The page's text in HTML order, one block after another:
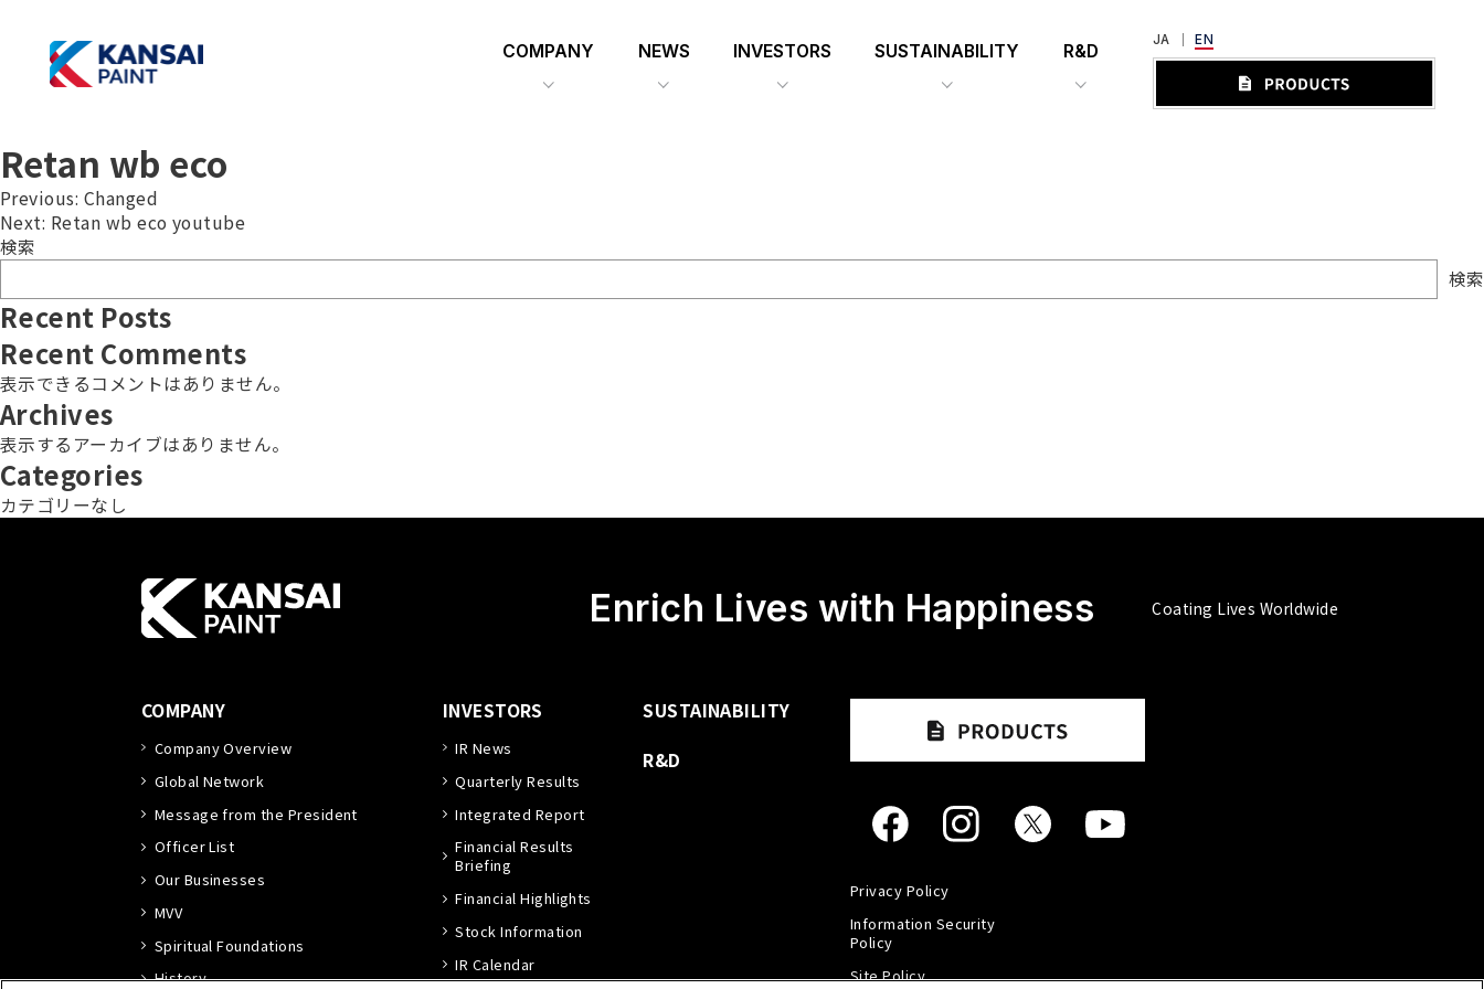
COMPANY NEWS INVESTORS SUSTAINABILITY R&D
JA EN
Retan wb eco
投
稿
ビ
ゲ
ー
シ
ョ
ン
Previous: Changed
Next: Retan wb eco youtube
検索
検索
Recent Posts
Recent Comments
表示できるコメントはありません。
Archives
表示するアーカイブはありません。
Categories
カテゴリーなし
Enrich Lives with Happiness Coating Lives Worldwide
COMPANY
Company Overview
Global Network
Message from the President
Officer List
Our Businesses
MVV
Spiritual Foundations
History
INVESTORS
IR News
Quarterly Results
Integrated Report
Financial Results
Briefing
Financial Highlights
Stock Information
IR Calendar
SUSTAINABILITY
R&D
Privacy Policy
Information Security
Policy
Site Policy